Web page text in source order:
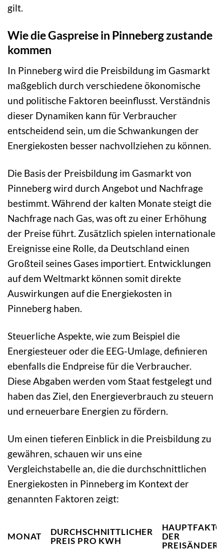
gilt.
Wie die Gaspreise in Pinneberg zustande
kommen
In Pinneberg wird die Preisbildung im Gasmarkt
maßgeblich durch verschiedene ökonomische
und politische Faktoren beeinflusst. Verständnis
dieser Dynamiken kann für Verbraucher
entscheidend sein, um die Schwankungen der
Energiekosten besser nachvollziehen zu können.
Die Basis der Preisbildung im Gasmarkt von
Pinneberg wird durch Angebot und Nachfrage
bestimmt. Während der kalten Monate steigt die
Nachfrage nach Gas, was oft zu einer Erhöhung
der Preise führt. Zusätzlich spielen internationale
Ereignisse eine Rolle, da Deutschland einen
Großteil seines Gases importiert. Entwicklungen
auf dem Weltmarkt können somit direkte
Auswirkungen auf die Energiekosten in
Pinneberg haben.
Steuerliche Aspekte, wie zum Beispiel die
Energiesteuer oder die EEG-Umlage, definieren
ebenfalls die Endpreise für die Verbraucher.
Diese Abgaben werden vom Staat festgelegt und
haben das Ziel, den Energieverbrauch zu steuern
und erneuerbare Energien zu fördern.
Um einen tieferen Einblick in die Preisbildung zu
gewähren, schauen wir uns eine
Vergleichstabelle an, die die durchschnittlichen
Energiekosten in Pinneberg im Kontext der
genannten Faktoren zeigt:
MONAT
DURCHSCHNITTLICHER
PREIS PRO KWH
DER